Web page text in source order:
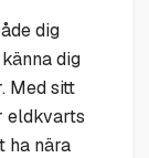
dig
dig
Med sitt
eldkvarts
ha nära